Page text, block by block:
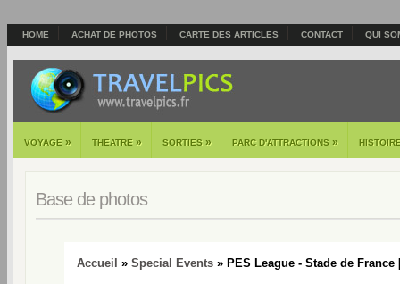
HOME ACHAT DE PHOTOS CARTE DES ARTICLES CONTACT QUI
VOYAGE » THEATRE » SORTIES » PARC D'ATTRACTIONS »
Base de photos
Accueil » Special Events » PES League - Stade de France